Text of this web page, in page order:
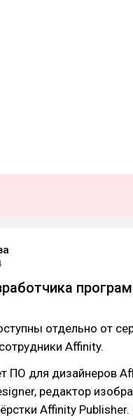
отдельно от
Affinity.
ПО для дизайнеров
редактор
Affinity